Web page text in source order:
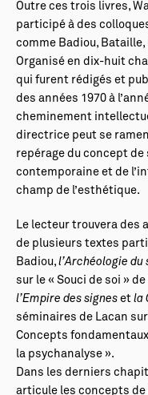
Outre ces trois livres,
participé à des
comme Badiou,
Organisé en dix-huit
qui furent rédigés et
des années 1970 à
cheminement
directrice peut se
repérage du concept
contemporaine et de
champ de l’esthétique.
Le lecteur trouvera des
de plusieurs textes
Badiou, l’Archéologie du
sur le « Souci de soi »
l’Empire des signes et la
séminaires de Lacan
Concepts
la psychanalyse ».
Dans les derniers
articule les concepts